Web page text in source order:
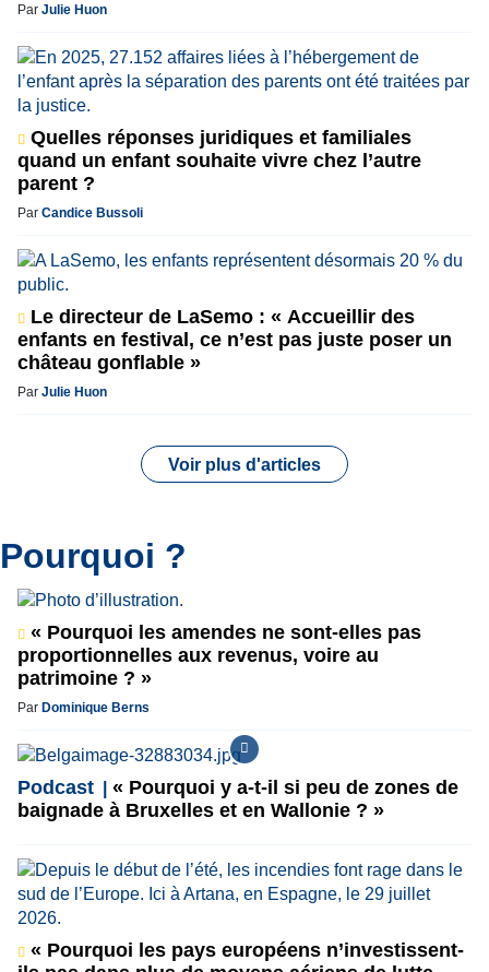
Par Julie Huon
Quelles réponses juridiques et familiales
quand un enfant souhaite vivre chez l’autre
parent ?
Par Candice Bussoli
Le directeur de LaSemo : « Accueillir des
enfants en festival, ce n’est pas juste poser un
château gonflable »
Par Julie Huon
Voir plus d'articles
Pourquoi ?
« Pourquoi les amendes ne sont-elles pas
proportionnelles aux revenus, voire au
patrimoine ? »
Par Dominique Berns
Podcast
« Pourquoi y a-t-il si peu de zones de
baignade à Bruxelles et en Wallonie ? »
« Pourquoi les pays européens n’investissent-